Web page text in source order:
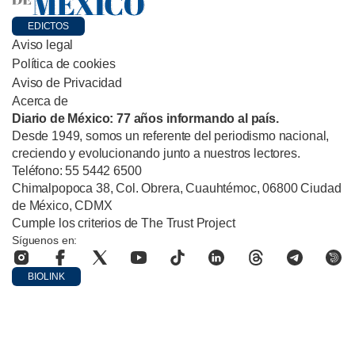
EDICTOS
Aviso legal
Política de cookies
Aviso de Privacidad
Acerca de
Diario de México: 77 años informando al país.
Desde 1949, somos un referente del periodismo nacional,
creciendo y evolucionando junto a nuestros lectores.
Teléfono: 55 5442 6500
Chimalpopoca 38, Col. Obrera, Cuauhtémoc, 06800 Ciudad
de México, CDMX
Cumple los criterios de The Trust Project
Síguenos en:
BIOLINK